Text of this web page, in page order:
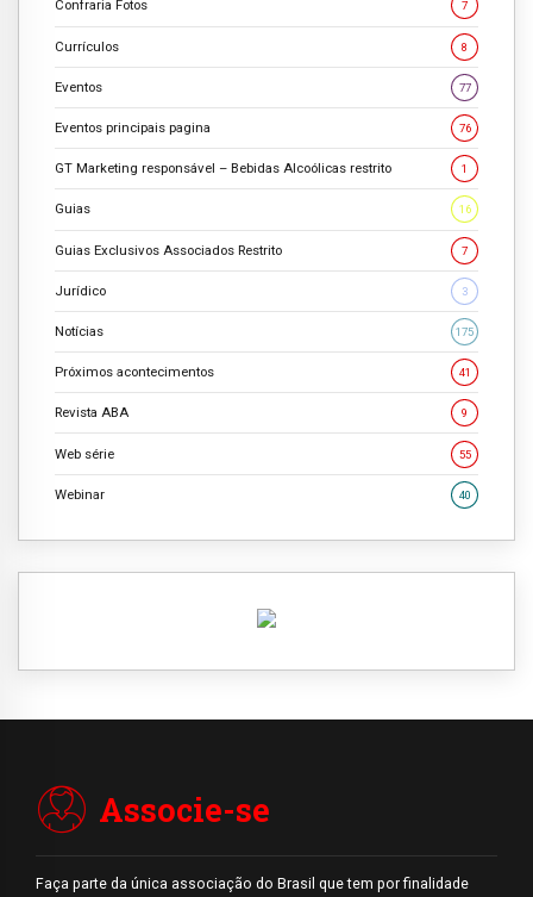
Confraria Fotos 7
Currículos 8
Eventos 77
Eventos principais pagina 76
GT Marketing responsável – Bebidas Alcoólicas restrito 1
Guias 16
Guias Exclusivos Associados Restrito 7
Jurídico 3
Notícias 175
Próximos acontecimentos 41
Revista ABA 9
Web série 55
Webinar 40
Associe-se
Faça parte da única associação do Brasil que tem por finalidade